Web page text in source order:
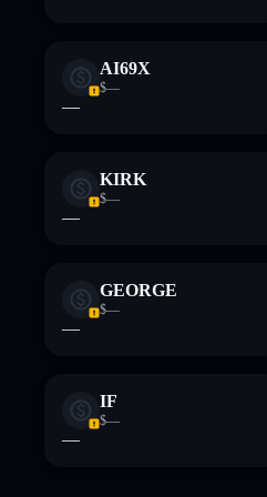
AI69X
$—
—
KIRK
$—
—
GEORGE
$—
—
IF
$—
—